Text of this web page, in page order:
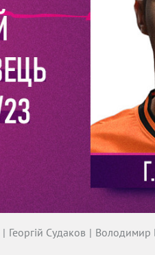
Георгій Судаков Володимир